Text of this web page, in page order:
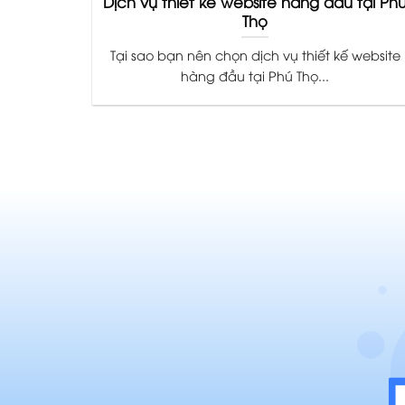
Thọ
Tại sao bạn nên chọn dịch vụ thiết kế website
hàng đầu tại Phú Thọ...